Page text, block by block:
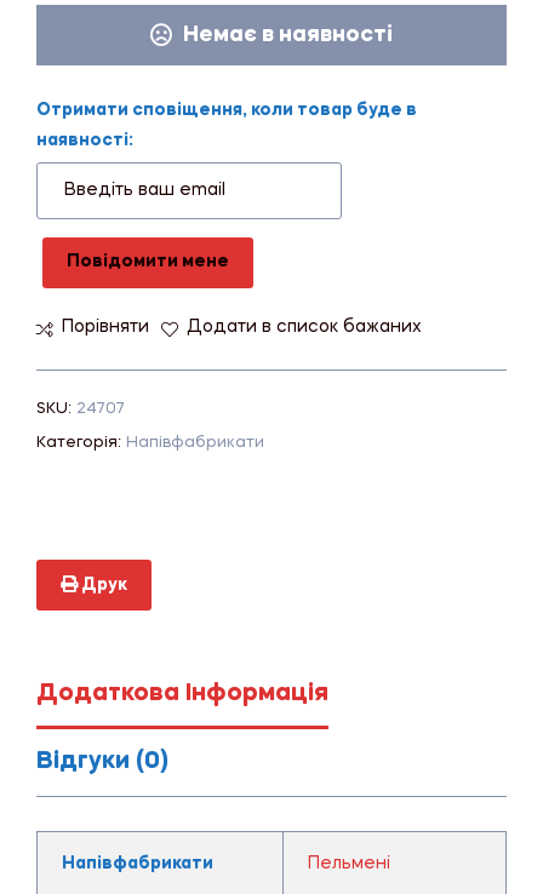
Немає в наявності
Отримати сповіщення, коли товар буде в
наявності:
Повідомити мене
Порівняти Додати в список бажаних
SKU: 24707
Категорія: Напівфабрикати
Друк
Додаткова Інформація
Відгуки (0)
Напівфабрикати Пельмені